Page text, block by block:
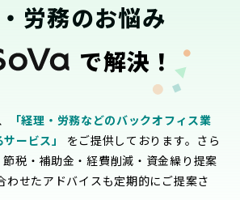
労務のお悩み
で解決！
「経理・労務などのバックオフィス業
ービス」
をご提供しております。さら
税・補助金・経費削減・資金繰り提案
わせたアドバイスも定期的にご提案さ